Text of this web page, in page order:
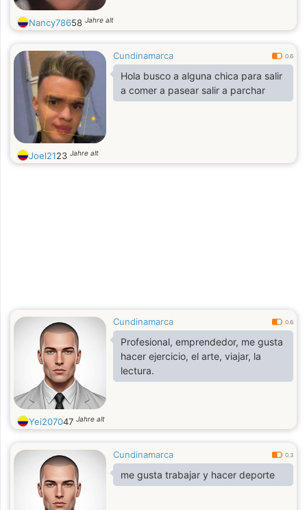
Nancy78658 Jahre alt
Cundinamarca 0.6
Hola busco a alguna chica para salir
a comer a pasear salir a parchar
Joel2123 Jahre alt
Cundinamarca 0.6
Profesional, emprendedor, me gusta
hacer ejercicio, el arte, viajar, la
lectura.
Yei207047 Jahre alt
Cundinamarca 0.3
me gusta trabajar y hacer deporte